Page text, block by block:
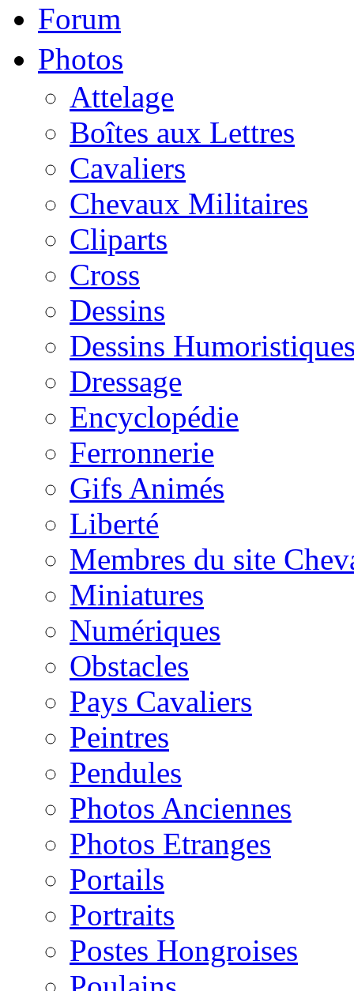
Forum
Photos
Attelage
Boîtes aux Lettres
Cavaliers
Chevaux Militaires
Cliparts
Cross
Dessins
Dessins
Dressage
Encyclopédie
Ferronnerie
Gifs Animés
Liberté
Membres du site
Miniatures
Numériques
Obstacles
Pays Cavaliers
Peintres
Pendules
Photos Anciennes
Photos Etranges
Portails
Portraits
Postes Hongroises